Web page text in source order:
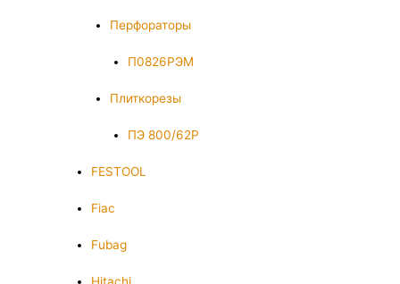
Перфораторы
П0826РЭМ
Плиткорезы
ПЭ 800/62Р
FESTOOL
Fiac
Fubag